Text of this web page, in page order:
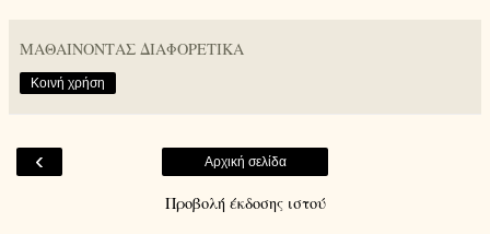
ΜΑΘΑΙΝΟΝΤΑΣ ΔΙΑΦΟΡΕΤΙΚΑ
Κοινή χρήση
‹ Αρχική σελίδα
Προβολή έκδοσης ιστού